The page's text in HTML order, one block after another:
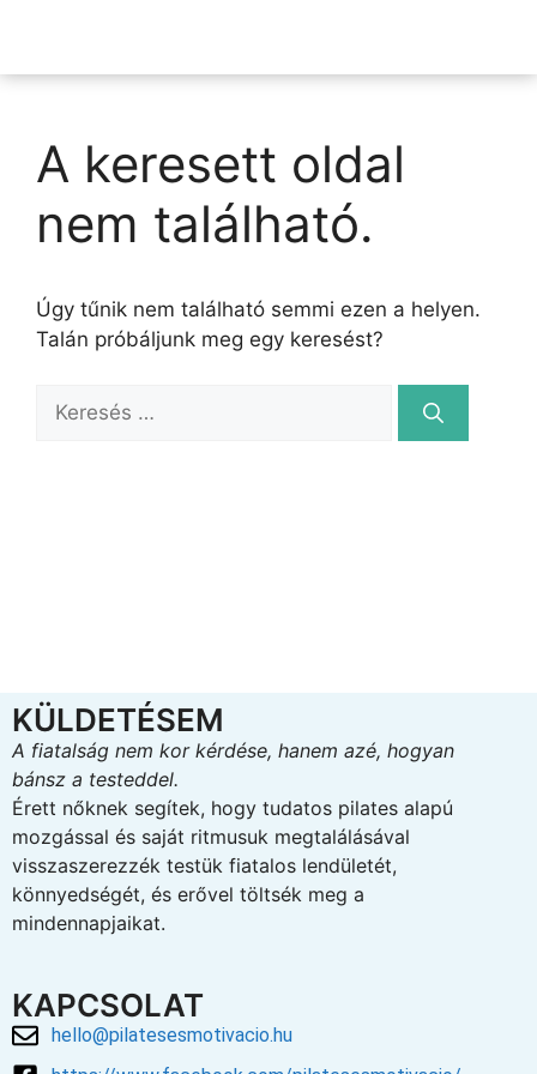
A keresett oldal
nem található.
Úgy tűnik nem található semmi ezen a helyen.
Talán próbáljunk meg egy keresést?
KÜLDETÉSEM
A fiatalság nem kor kérdése, hanem azé, hogyan
bánsz a testeddel.
Érett nőknek segítek, hogy tudatos pilates alapú
mozgással és saját ritmusuk megtalálásával
visszaszerezzék testük fiatalos lendületét,
könnyedségét, és erővel töltsék meg a
mindennapjaikat.
KAPCSOLAT
hello@pilatesesmotivacio.hu